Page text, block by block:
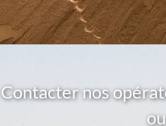
Contacter nos